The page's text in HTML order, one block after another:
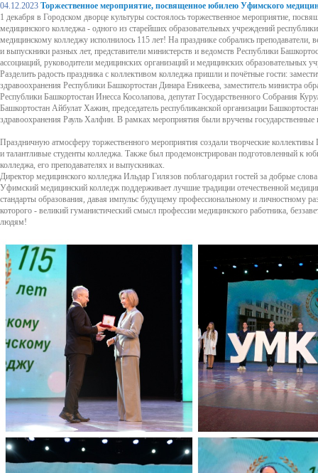
04.12.2023 Торжественное мероприятие, посвященное юбилею Уфимского
1 декабря в Городском дворце культуры состоялось торжественное мероприятие,
медицинского колледжа - одного из старейших образовательных учреждений
медицинскому колледжу исполнилось 115 лет! На празднике собрались преподаватели,
и выпускники разных лет, представители министерств и ведомств Республики
ассоциаций, руководители медицинских организаций и медицинских образовательных
Разделить радость праздника с коллективом колледжа пришли и почётные гости:
здравоохранения Республики Башкортостан Динара Еникеева, заместитель министра
Республики Башкортостан Инесса Косолапова, депутат Государственного Собрания
Башкортостан Айбулат Хажин, председатель республиканской организации
здравоохранения Рауль Халфин. В рамках мероприятия были вручены государственные
Праздничную атмосферу торжественного мероприятия создали творческие коллективы
и талантливые студенты колледжа. Также был продемонстрирован подготовленный к
колледжа, его преподавателях и выпускниках.
Директор медицинского колледжа Ильдар Гилязов поблагодарил гостей за добрые
Уфимский медицинский колледж поддерживает лучшие традиции отечественной
стандарты образования, давая импульс будущему профессиональному и личностному
которого - великий гуманистический смысл профессии медицинского работника,
людям!